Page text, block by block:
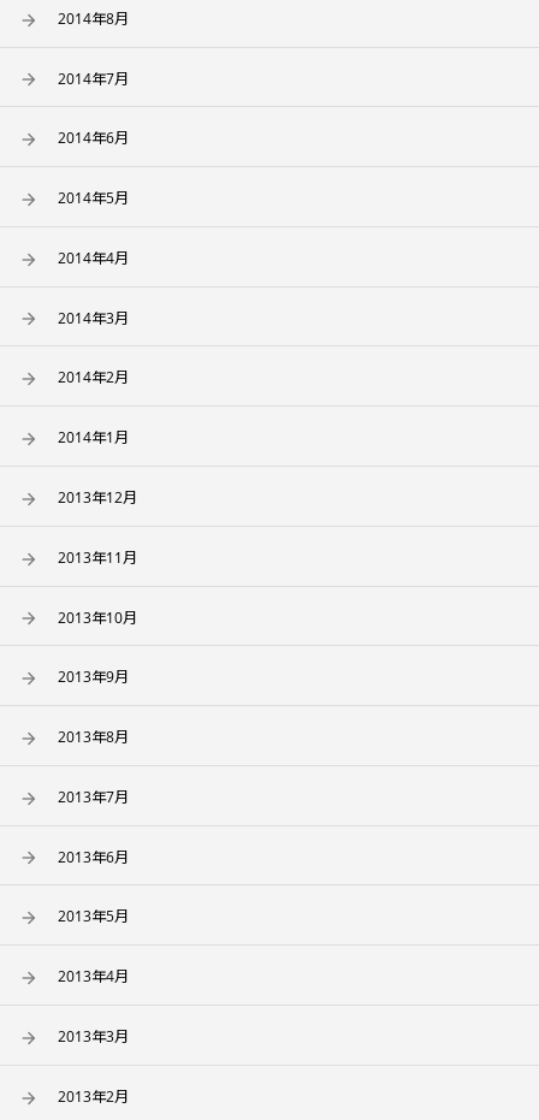
2014年8月
2014年7月
2014年6月
2014年5月
2014年4月
2014年3月
2014年2月
2014年1月
2013年12月
2013年11月
2013年10月
2013年9月
2013年8月
2013年7月
2013年6月
2013年5月
2013年4月
2013年3月
2013年2月